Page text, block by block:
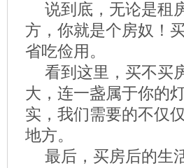
说到底，无论是租
方，你就是个房奴！
省吃俭用。
看到这里，买不买
大，连一盏属于你的
实，我们需要的不仅
地方。
最后，买房后的生